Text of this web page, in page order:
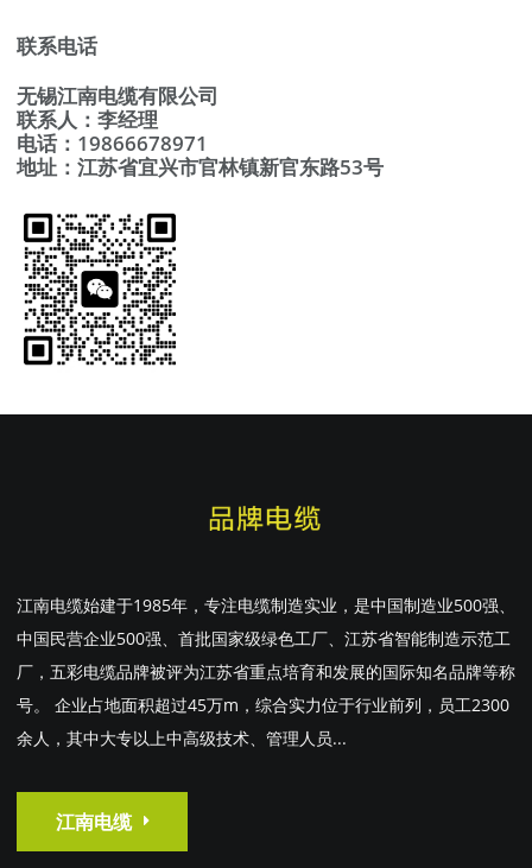
联系电话
无锡江南电缆有限公司
联系人：李经理
电话：19866678971
地址：江苏省宜兴市官林镇新官东路53号
江南电缆始建于1985年，专注电缆制造实业，是中国制造业500强、
中国民营企业500强、首批国家级绿色工厂、江苏省智能制造示范工
厂，五彩电缆品牌被评为江苏省重点培育和发展的国际知名品牌等称
号。 企业占地面积超过45万m，综合实力位于行业前列，员工2300
余人，其中大专以上中高级技术、管理人员...
江南电缆